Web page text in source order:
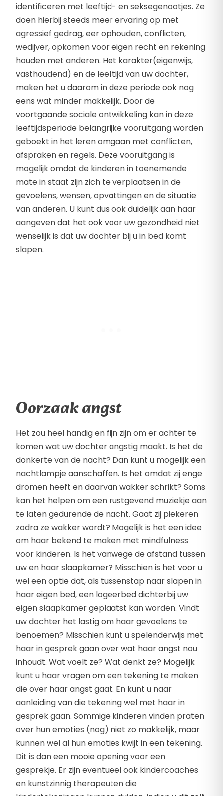
identificeren met leeftijd- en seksegenootjes. Ze
doen hierbij steeds meer ervaring op met
agressief gedrag, eer ophouden, conflicten,
wedijver, opkomen voor eigen recht en rekening
houden met anderen. Het karakter(eigenwijs,
vasthoudend) en de leeftijd van uw dochter,
maken het u daarom in deze periode ook nog
eens wat minder makkelijk. Door de
voortgaande sociale ontwikkeling kan in deze
leeftijdsperiode belangrijke vooruitgang worden
geboekt in het leren omgaan met conflicten,
afspraken en regels. Deze vooruitgang is
mogelijk omdat de kinderen in toenemende
mate in staat zijn zich te verplaatsen in de
gevoelens, wensen, opvattingen en de situatie
van anderen. U kunt dus ook duidelijk aan haar
aangeven dat het ook voor uw gezondheid niet
wenselijk is dat uw dochter bij u in bed komt
slapen.
Oorzaak angst
Het zou heel handig en fijn zijn om er achter te
komen wat uw dochter angstig maakt. Is het de
donkerte van de nacht? Dan kunt u mogelijk een
nachtlampje aanschaffen. Is het omdat zij enge
dromen heeft en daarvan wakker schrikt? Soms
kan het helpen om een rustgevend muziekje aan
te laten gedurende de nacht. Gaat zij piekeren
zodra ze wakker wordt? Mogelijk is het een idee
om haar bekend te maken met mindfulness
voor kinderen. Is het vanwege de afstand tussen
uw en haar slaapkamer? Misschien is het voor u
wel een optie dat, als tussenstap naar slapen in
haar eigen bed, een logeerbed dichterbij uw
eigen slaapkamer geplaatst kan worden. Vindt
uw dochter het lastig om haar gevoelens te
benoemen? Misschien kunt u spelenderwijs met
haar in gesprek gaan over wat haar angst nou
inhoudt. Wat voelt ze? Wat denkt ze? Mogelijk
kunt u haar vragen om een tekening te maken
die over haar angst gaat. En kunt u naar
aanleiding van die tekening wel met haar in
gesprek gaan. Sommige kinderen vinden praten
over hun emoties (nog) niet zo makkelijk, maar
kunnen wel al hun emoties kwijt in een tekening.
Dit is dan een mooie opening voor een
gesprekje. Er zijn eventueel ook kindercoaches
en kunstzinnig therapeuten die